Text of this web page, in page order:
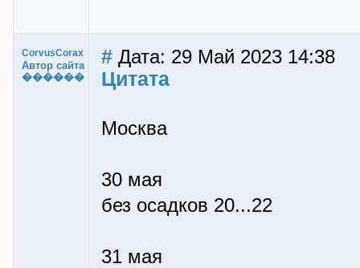
CorvusCorax
Автор сайта
������
# Дата: 29 Май 2023 14:38
Цитата
Москва
30 мая
без осадков 20...22
31 мая